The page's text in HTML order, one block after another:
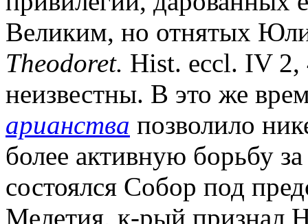
Великим, но отнятых
Theodoret. Hist. eccl. IV 2,
неизвестны. В это же
арианства позволило
более активную борьбу
состоялся Собор под
Мелетия, к-рый признал